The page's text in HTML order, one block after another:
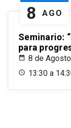
8 AGO
Seminario:
para
8 de
13:30 a